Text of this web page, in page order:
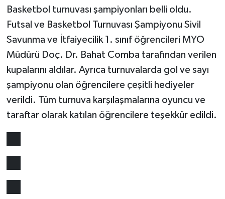
Basketbol turnuvası şampiyonları belli oldu.
Futsal ve Basketbol Turnuvası Şampiyonu Sivil
Savunma ve İtfaiyecilik 1. sınıf öğrencileri MYO
Müdürü Doç. Dr. Bahat Comba tarafından verilen
kupalarını aldılar. Ayrıca turnuvalarda gol ve sayı
şampiyonu olan öğrencilere çeşitli hediyeler
verildi. Tüm turnuva karşılaşmalarına oyuncu ve
taraftar olarak katılan öğrencilere teşekkür edildi.